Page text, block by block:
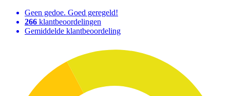
Geen gedoe. Goed geregeld!
266 klantbeoordelingen
Gemiddelde klantbeoordeling